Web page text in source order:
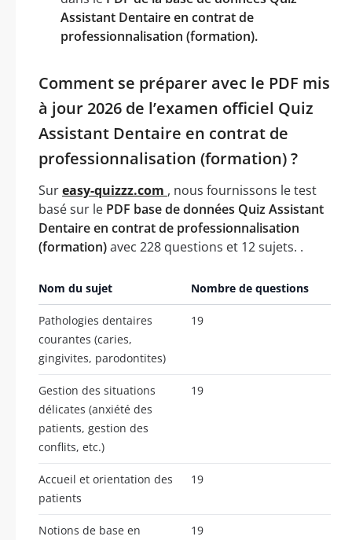
Assistant Dentaire en contrat de
professionnalisation (formation).
Comment se préparer avec le PDF mis
à jour 2026 de l’examen officiel Quiz
Assistant Dentaire en contrat de
professionnalisation (formation) ?
Sureasy-quizzz.com , nous fournissons le test
basé sur le PDF base de données Quiz Assistant
Dentaire en contrat de professionnalisation
(formation)avec 228 questions et 12 sujets. .
Nom du sujet Nombre de questions
Pathologies dentaires
courantes (caries,
gingivites, parodontites)
19
Gestion des situations
délicates (anxiété des
patients, gestion des
conflits, etc.)
19
Accueil et orientation des
patients
19
Notions de base en
19